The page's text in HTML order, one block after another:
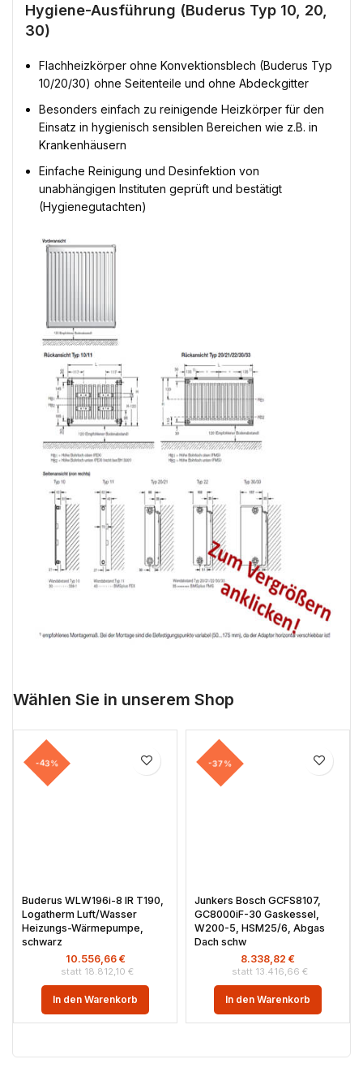
Hygiene-Ausführung (Buderus Typ 10, 20,
30)
Flachheizkörper ohne Konvektionsblech (Buderus Typ
10/20/30) ohne Seitenteile und ohne Abdeckgitter
Besonders einfach zu reinigende Heizkörper für den
Einsatz in hygienisch sensiblen Bereichen wie z.B. in
Krankenhäusern
Einfache Reinigung und Desinfektion von
unabhängigen Instituten geprüft und bestätigt
(Hygienegutachten)
Wählen Sie in unserem Shop
-43%
Buderus WLW196i-8 IR T190,
Logatherm Luft/Wasser
Heizungs-Wärmepumpe,
schwarz
18.812,10 €
10.556,66 €
In den Warenkorb
-37%
Junkers Bosch GCFS8107,
GC8000iF-30 Gaskessel,
W200-5, HSM25/6, Abgas
Dach schw
13.416,66 €
8.338,82 €
In den Warenkorb